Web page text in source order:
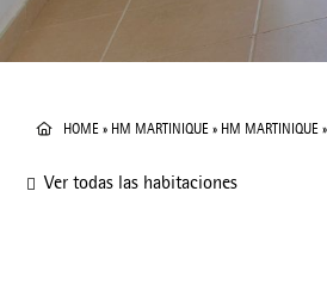
HOME » HM MARTINIQUE » HM MARTINIQUE »
Ver todas las habitaciones